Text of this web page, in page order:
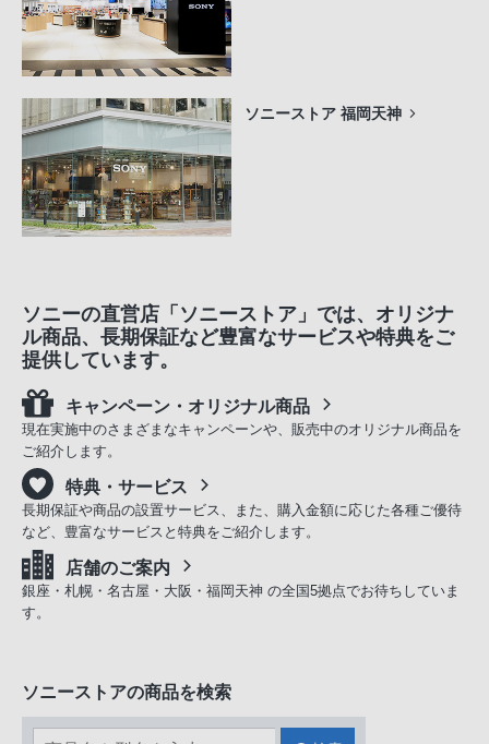
ソニーストア 福岡天神
ソニーの直営店「ソニーストア」では、オリジナ
ル商品、長期保証など豊富なサービスや特典をご
提供しています。
キャンペーン・オリジナル商品
現在実施中のさまざまなキャンペーンや、販売中のオリジナル商品を
ご紹介します。
特典・サービス
長期保証や商品の設置サービス、また、購入金額に応じた各種ご優待
など、豊富なサービスと特典をご紹介します。
店舗のご案内
銀座・札幌・名古屋・大阪・福岡天神 の全国5拠点でお待ちしていま
す。
ソニーストアの商品を検索